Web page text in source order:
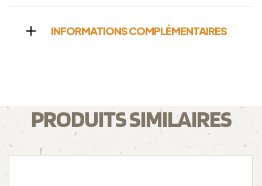
INFORMATIONS COMPLÉMENTAIRES
PRODUITS SIMILAIRES